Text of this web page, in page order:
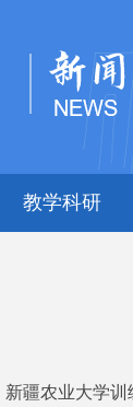
教学科研
疆农业大学